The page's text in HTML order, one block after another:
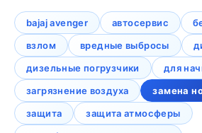
bajaj avenger автосервис
взлом
вредные выбросы
дизельные погрузчики
для
загрязнение воздуха
замена
защита
защита атмосферы